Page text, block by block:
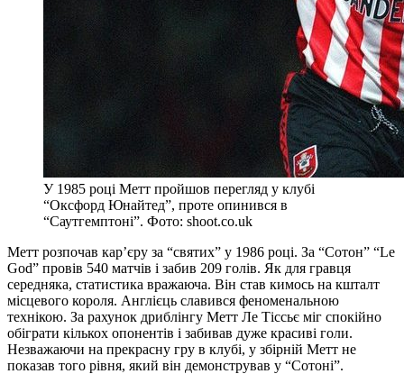
У 1985 році Метт пройшов перегляд у клубі
“Оксфорд Юнайтед”, проте опинився в
“Саутгемптоні”. Фото: shoot.co.uk
Метт розпочав кар’єру за “святих” у 1986 році. За “Сотон” “Le
God” провів 540 матчів і забив 209 голів. Як для гравця
середняка, статистика вражаюча. Він став кимось на кшталт
місцевого короля. Англієць славився феноменальною
технікою. За рахунок дриблінгу Метт Ле Тіссьє міг спокійно
обіграти кількох опонентів і забивав дуже красиві голи.
Незважаючи на прекрасну гру в клубі, у збірній Метт не
показав того рівня, який він демонстрував у “Сотоні”.